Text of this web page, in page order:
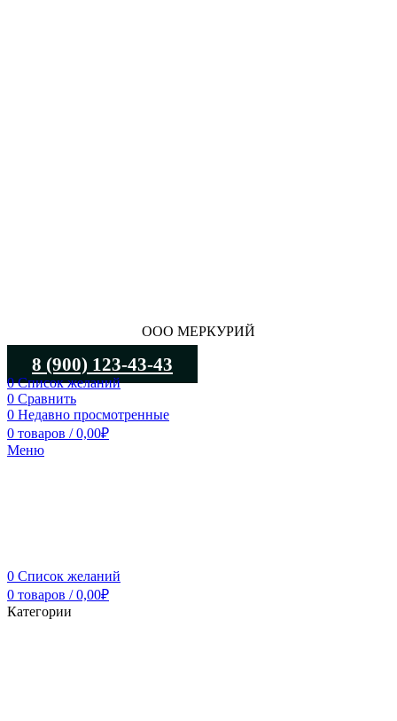
ООО МЕРКУРИЙ
8 (900) 123-43-43
0Список желаний
0 Сравнить
0 Недавно просмотренные
0 товаров / 0,00₽
Меню
0 Список желаний
0 товаров / 0,00₽
Категории